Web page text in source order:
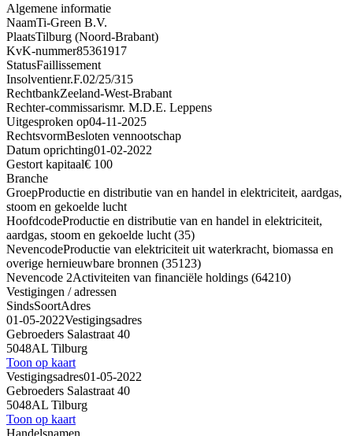
Algemene informatie
NaamTi-Green B.V.
PlaatsTilburg (Noord-Brabant)
KvK-nummer85361917
StatusFaillissement
Insolventienr.F.02/25/315
RechtbankZeeland-West-Brabant
Rechter-commissarismr. M.D.E. Leppens
Uitgesproken op04-11-2025
RechtsvormBesloten vennootschap
Datum oprichting01-02-2022
Gestort kapitaal€ 100
Branche
GroepProductie en distributie van en handel in elektriciteit, aardgas,
stoom en gekoelde lucht
HoofdcodeProductie en distributie van en handel in elektriciteit,
aardgas, stoom en gekoelde lucht (35)
NevencodeProductie van elektriciteit uit waterkracht, biomassa en
overige hernieuwbare bronnen (35123)
Nevencode 2Activiteiten van financiële holdings (64210)
Vestigingen / adressen
SindsSoortAdres
01-05-2022Vestigingsadres
Gebroeders Salastraat 40
5048AL Tilburg
Toon op kaart
Vestigingsadres01-05-2022
Gebroeders Salastraat 40
5048AL Tilburg
Toon op kaart
Handelsnamen